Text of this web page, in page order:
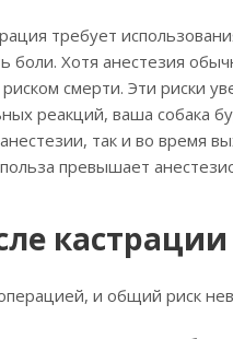
требует
боли. Хотя анестезия
смерти. Эти риски
реакций, ваша собака
так и во
превышает
кастрации
и общий риск